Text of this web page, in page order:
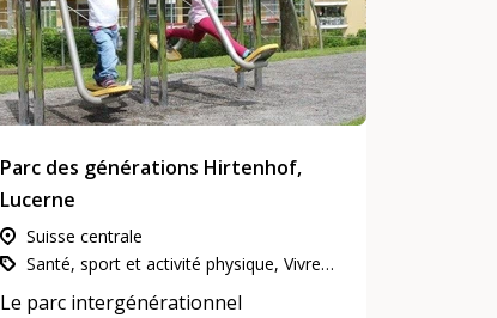
Parc des générations Hirtenhof,
Lucerne
Suisse centrale
Santé, sport et activité physique, Vivre ensemble, voisinage et quartiers, Participation, intégration et inclusion
Le parc intergénérationnel